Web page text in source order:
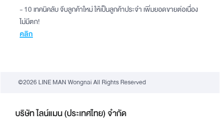
- 10 เทคนิคลับ จีบลูกค้าใหม่ ให้เป็นลูกค้าประจำ เพิ่มยอดขายต่อเนื่อง
ไม่มีตก!
คลิก
©2026 LINE MAN Wongnai All Rights Reserved
บริษัท ไลน์แมน (ประเทศไทย) จำกัด